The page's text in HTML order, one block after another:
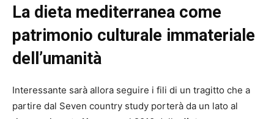
La dieta mediterranea come
patrimonio culturale immateriale
dell’umanità
Interessante sarà allora seguire i fili di un tragitto che a
partire dal Seven country study porterà da un lato al